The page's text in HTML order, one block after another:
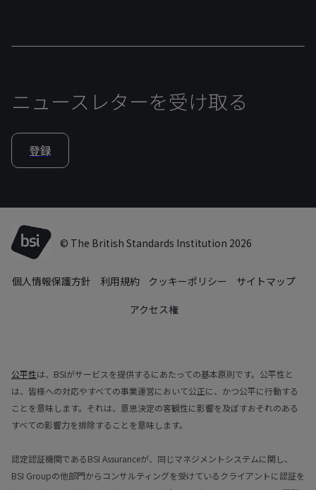
ニュースレターを受け取る
登録
© The British Standards Institution 2026
個人情報保護方針 利用規約 クッキーポリシー
サイトマップ
アクセス権
公平性は、BSIがサービスを提供するにあたっての基本原則です。公平性と
は、皆様への対応やすべての事業運営において公正に、かつ公平に行動する
ことを意味します。それは、意思決定の客観性に影響を及ぼすおそれのある
すべての影響力を排除することを意味します。
認定認証機関であるBSI Assuranceが、同じマネジメントシステムに関し、
BSI Groupの他部門からコンサルティングを受けているクライアントに認証を